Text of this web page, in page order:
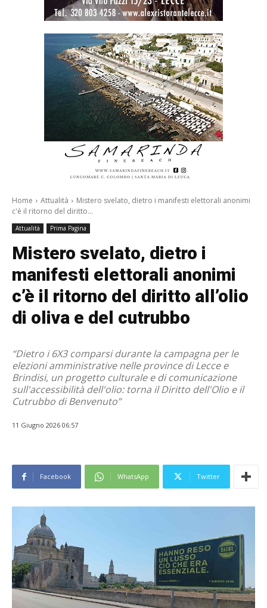
Home Attualità
Mistero svelato, dietro i manifesti elettorali anonimi
c'è il ritorno del diritto...
Attualità Prima Pagina
Mistero svelato, dietro i
manifesti elettorali anonimi
c’è il ritorno del diritto all’olio
di oliva e del cutrubbo
“Dietro i 6X3 comparsi durante la campagna per le
elezioni amministrative nelle province di Lecce e
Brindisi, un progetto culturale e di comunicazione
sull'accessibilità dell'olio: torna il Diritto dell'Olio e il
Cutrubbo di Benvenuto”
11 Giugno 2026 06:57
Facebook WhatsApp Twitter